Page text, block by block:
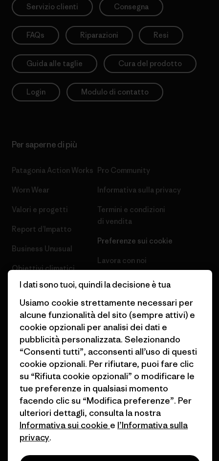
Servizio clienti Consegna
FAQs Riparazioni Resi
Guida alle taglie Cura del prodotto
Login Modulo di contatto
Per saperne di più
Patagonia Action Works
Worn Wear
Valori e progetti
Report d’Impatto
Business Unusual
Obiettivi climatici
1% For The Planet
Come finanziamo
Buoni regalo
Trova un negozio
Pro Community
Informativa sulla privacy
Termini e condizioni
di vendita
Preferenze sui cookie
Lavora con noi
Stampa e media
Industry program
Programma di affiliazione
Patagonia Italia Mappa del sito
© 2026 Patagonia, Inc. All Rights Reserved.
I dati sono tuoi, quindi la decisione è tua
Usiamo cookie strettamente necessari per
alcune funzionalità del sito (sempre attivi) e
cookie opzionali per analisi dei dati e
pubblicità personalizzata. Selezionando
“Consenti tutti”, acconsenti all’uso di questi
cookie opzionali. Per rifiutare, puoi fare clic
su “Rifiuta cookie opzionali” o modificare le
tue preferenze in qualsiasi momento
facendo clic su “Modifica preferenze”. Per
ulteriori dettagli, consulta la nostra
Informativa sui cookie e l’Informativa sulla
privacy.